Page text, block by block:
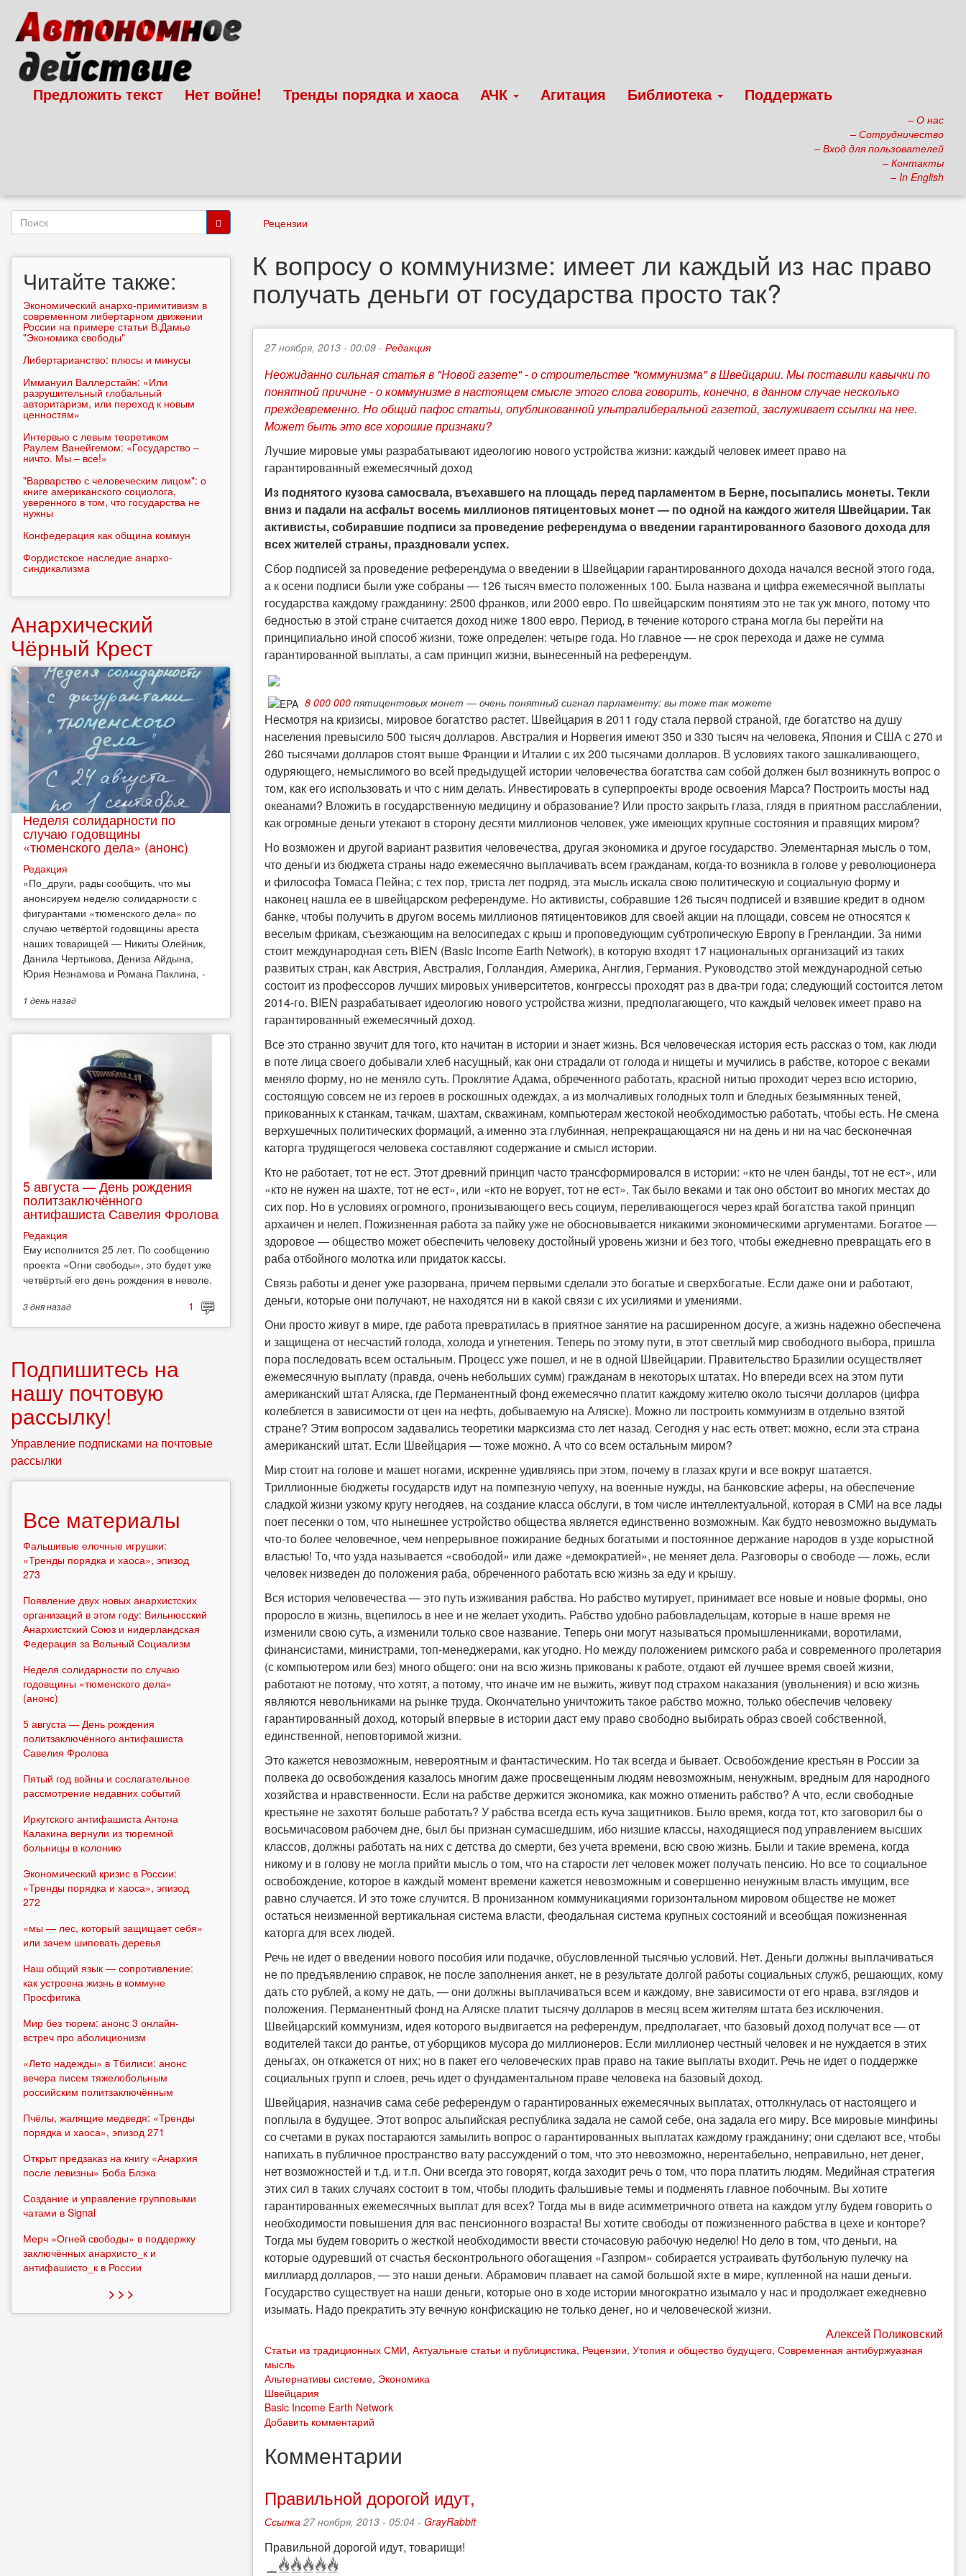
основному
содержанию
Предложить текст Нет войне! Тренды порядка и хаоса АЧК Агитация Библиотека Поддержать
– О нас
– Сотрудничество
– Вход для пользователей
– Контакты
– In English
Рецензии
К вопросу о коммунизме: имеет ли каждый из нас право
получать деньги от государства просто так?
27 ноября, 2013 - 00:09 - Редакция
Неожиданно сильная статья в "Новой газете" - о строительстве "коммунизма" в Швейцарии. Мы поставили кавычки по
понятной причине - о коммунизме в настоящем смысле этого слова говорить, конечно, в данном случае несколько
преждевременно. Но общий пафос статьи, опубликованной ультралиберальной газетой, заслуживает ссылки на нее.
Может быть это все хорошие признаки?
Лучшие мировые умы разрабатывают идеологию нового устройства жизни: каждый человек имеет право на
гарантированный ежемесячный доход
Из поднятого кузова самосвала, въехавшего на площадь перед парламентом в Берне, посыпались монеты. Текли
вниз и падали на асфальт восемь миллионов пятицентовых монет — по одной на каждого жителя Швейцарии. Так
активисты, собиравшие подписи за проведение референдума о введении гарантированного базового дохода для
всех жителей страны, праздновали успех.
Сбор подписей за проведение референдума о введении в Швейцарии гарантированного дохода начался весной этого года,
а к осени подписи были уже собраны — 126 тысяч вместо положенных 100. Была названа и цифра ежемесячной выплаты
государства каждому гражданину: 2500 франков, или 2000 евро. По швейцарским понятиям это не так уж много, потому что
бедностью в этой стране считается доход ниже 1800 евро. Период, в течение которого страна могла бы перейти на
принципиально иной способ жизни, тоже определен: четыре года. Но главное — не срок перехода и даже не сумма
гарантированной выплаты, а сам принцип жизни, вынесенный на референдум.
8 000 000 пятицентовых монет — очень понятный сигнал парламенту: вы тоже так можете
Несмотря на кризисы, мировое богатство растет. Швейцария в 2011 году стала первой страной, где богатство на душу
населения превысило 500 тысяч долларов. Австралия и Норвегия имеют 350 и 330 тысяч на человека, Япония и США с 270 и
260 тысячами долларов стоят выше Франции и Италии с их 200 тысячами долларов. В условиях такого зашкаливающего,
одуряющего, немыслимого во всей предыдущей истории человечества богатства сам собой должен был возникнуть вопрос о
том, как его использовать и что с ним делать. Инвестировать в суперпроекты вроде освоения Марса? Построить мосты над
океанами? Вложить в государственную медицину и образование? Или просто закрыть глаза, глядя в приятном расслаблении,
как огромные деньги утекают в сторону десяти миллионов человек, уже имеющих крупные состояния и правящих миром?
Но возможен и другой вариант развития человечества, другая экономика и другое государство. Элементарная мысль о том,
что деньги из бюджета страны надо ежемесячно выплачивать всем гражданам, когда-то возникла в голове у революционера
и философа Томаса Пейна; с тех пор, триста лет подряд, эта мысль искала свою политическую и социальную форму и
наконец нашла ее в швейцарском референдуме. Но активисты, собравшие 126 тысяч подписей и взявшие кредит в одном
банке, чтобы получить в другом восемь миллионов пятицентовиков для своей акции на площади, совсем не относятся к
веселым фрикам, съезжающим на велосипедах с крыш и проповедующим субтропическую Европу в Гренландии. За ними
стоит международная сеть BIEN (Basic Income Earth Network), в которую входят 17 национальных организаций из таких
развитых стран, как Австрия, Австралия, Голландия, Америка, Англия, Германия. Руководство этой международной сетью
состоит из профессоров лучших мировых университетов, конгрессы проходят раз в два-три года; следующий состоится летом
2014-го. BIEN разрабатывает идеологию нового устройства жизни, предполагающего, что каждый человек имеет право на
гарантированный ежемесячный доход.
Все это странно звучит для того, кто начитан в истории и знает жизнь. Вся человеческая история есть рассказ о том, как люди
в поте лица своего добывали хлеб насущный, как они страдали от голода и нищеты и мучились в рабстве, которое с веками
меняло форму, но не меняло суть. Проклятие Адама, обреченного работать, красной нитью проходит через всю историю,
состоящую совсем не из героев в роскошных одеждах, а из молчаливых голодных толп и бледных безымянных теней,
прикованных к станкам, тачкам, шахтам, скважинам, компьютерам жестокой необходимостью работать, чтобы есть. Не смена
верхушечных политических формаций, а именно эта глубинная, непрекращающаяся ни на день и ни на час бесконечная
каторга трудящегося человека составляют содержание и смысл истории.
Кто не работает, тот не ест. Этот древний принцип часто трансформировался в истории: «кто не член банды, тот не ест», или
«кто не нужен на шахте, тот не ест», или «кто не ворует, тот не ест». Так было веками и так оно обстоит во многих местах до
сих пор. Но в условиях огромного, пронизывающего весь социум, переливающегося через край богатства такой принцип
архаичен и нелеп. Пожизненная работа за пайку уже не обосновывается никакими экономическими аргументами. Богатое —
здоровое — общество может обеспечить человеку достойный уровень жизни и без того, чтобы ежедневно превращать его в
раба отбойного молотка или придаток кассы.
Связь работы и денег уже разорвана, причем первыми сделали это богатые и сверхбогатые. Если даже они и работают,
деньги, которые они получают, не находятся ни в какой связи с их усилиями и умениями.
Они просто живут в мире, где работа превратилась в приятное занятие на расширенном досуге, а жизнь надежно обеспечена
и защищена от несчастий голода, холода и угнетения. Теперь по этому пути, в этот светлый мир свободного выбора, пришла
пора последовать всем остальным. Процесс уже пошел, и не в одной Швейцарии. Правительство Бразилии осуществляет
ежемесячную выплату (правда, очень небольших сумм) гражданам в некоторых штатах. Но впереди всех на этом пути
американский штат Аляска, где Перманентный фонд ежемесячно платит каждому жителю около тысячи долларов (цифра
колеблется в зависимости от цен на нефть, добываемую на Аляске). Можно ли построить коммунизм в отдельно взятой
стране? Этим вопросом задавались теоретики марксизма сто лет назад. Сегодня у нас есть ответ: можно, если эта страна
американский штат. Если Швейцария — тоже можно. А что со всем остальным миром?
Мир стоит на голове и машет ногами, искренне удивляясь при этом, почему в глазах круги и все вокруг шатается.
Триллионные бюджеты государств идут на помпезную чепуху, на военные нужды, на банковские аферы, на обеспечение
сладкой жизни узкому кругу негодяев, на создание класса обслуги, в том числе интеллектуальной, которая в СМИ на все лады
поет песенки о том, что нынешнее устройство общества является единственно возможным. Как будто невозможно выдумать
что-то более человечное, чем непрерывное пожирание бедных богатыми и постоянное держание народов в узде корыстной
властью! То, что узда называется «свободой» или даже «демократией», не меняет дела. Разговоры о свободе — ложь, если
человек низведен до положения раба, обреченного работать всю жизнь за еду и крышу.
Вся история человечества — это путь изживания рабства. Но рабство мутирует, принимает все новые и новые формы, оно
проросло в жизнь, вцепилось в нее и не желает уходить. Рабство удобно рабовладельцам, которые в наше время не
изменили свою суть, а изменили только свое название. Теперь они могут называться промышленниками, воротилами,
финансистами, министрами, топ-менеджерами, как угодно. Но между положением римского раба и современного пролетария
(с компьютером или без) много общего: они на всю жизнь прикованы к работе, отдают ей лучшее время своей жизни,
работают не потому, что хотят, а потому, что иначе им не выжить, живут под страхом наказания (увольнения) и всю жизнь
являются невольниками на рынке труда. Окончательно уничтожить такое рабство можно, только обеспечив человеку
гарантированный доход, который впервые в истории даст ему право свободно выбирать образ своей собственной,
единственной, неповторимой жизни.
Это кажется невозможным, невероятным и фантастическим. Но так всегда и бывает. Освобождение крестьян в России за
полвека до освобождения казалось многим даже просвещенным людям невозможным, ненужным, вредным для народного
хозяйства и нравственности. Если на рабстве держится экономика, как можно отменить рабство? А что, если свободные
крестьяне не захотят больше работать? У рабства всегда есть куча защитников. Было время, когда тот, кто заговорил бы о
восьмичасовом рабочем дне, был бы признан сумасшедшим, ибо низшие классы, находящиеся под управлением высших
классов, должны работать на них с детства до смерти, без учета времени, всю свою жизнь. Были и такие времена, когда
никому и в голову не могла прийти мысль о том, что на старости лет человек может получать пенсию. Но все то социальное
освобождение, которое в каждый момент времени кажется невозможным и совершенно ненужным власть имущим, все
равно случается. И это тоже случится. В пронизанном коммуникациями горизонтальном мировом обществе не может
остаться неизменной вертикальная система власти, феодальная система крупных состояний и всеобщая пожизненная
каторга для всех людей.
Речь не идет о введении нового пособия или подачке, обусловленной тысячью условий. Нет. Деньги должны выплачиваться
не по предъявлению справок, не после заполнения анкет, не в результате долгой работы социальных служб, решающих, кому
дать сто рублей, а кому не дать, — они должны выплачиваться всем и каждому, вне зависимости от его нрава, взглядов и
положения. Перманентный фонд на Аляске платит тысячу долларов в месяц всем жителям штата без исключения.
Швейцарский коммунизм, идея которого выдвигается на референдум, предполагает, что базовый доход получат все — от
водителей такси до рантье, от уборщиков мусора до миллионеров. Если миллионер честный человек и не нуждается в этих
деньгах, он откажется от них; но в пакет его человеческих прав право на такие выплаты входит. Речь не идет о поддержке
социальных групп и слоев, речь идет о фундаментальном праве человека на базовый доход.
Швейцария, назначив сама себе референдум о гарантированных ежемесячных выплатах, оттолкнулась от настоящего и
поплыла в будущее. Этот вопрос альпийская республика задала не самой себе, она задала его миру. Все мировые минфины
со счетами в руках постараются замылить вопрос о гарантированных выплатах каждому гражданину; они сделают все, чтобы
напихать в публичное пространство вату рассуждений о том, что это невозможно, нерентабельно, неправильно, нет денег,
нет возможностей и т.д. и т.п. Они всегда это говорят, когда заходит речь о том, что пора платить людям. Медийная стратегия
этих сил в таких случаях состоит в том, чтобы плодить фальшивые темы и подменять главное побочным. Вы хотите
гарантированных ежемесячных выплат для всех? Тогда мы в виде асимметричного ответа на каждом углу будем говорить о
необходимости повышения для вас пенсионного возраста! Вы хотите свободы от пожизненного рабства в цехе и конторе?
Тогда мы будем говорить о жесткой необходимости ввести сточасовую рабочую неделю! Но дело в том, что деньги, на
которые одуревший от счастья бесконтрольного обогащения «Газпром» собирается устраивать футбольную пулечку на
миллиард долларов, — это наши деньги. Абрамович плавает на самой большой яхте в мире, купленной на наши деньги.
Государство существует на наши деньги, которые оно в ходе истории многократно изымало у нас и продолжает ежедневно
изымать. Надо прекратить эту вечную конфискацию не только денег, но и человеческой жизни.
Алексей Поликовский
Статьи из традиционных СМИ, Актуальные статьи и публицистика, Рецензии, Утопия и общество будущего, Современная антибуржуазная
мысль
Альтернативы системе, Экономика
Швейцария
Basic Income Earth Network
Добавить комментарий
Комментарии
Правильной дорогой идут,
Ссылка 27 ноября, 2013 - 05:04 - GrayRabbit
Правильной дорогой идут, товарищи!
Форма
Читайте также:
Экономический анархо-примитивизм в
современном либертарном движении
России на примере статьи В.Дамье
"Экономика свободы"
Либертарианство: плюсы и минусы
Иммануил Валлерстайн: «Или
разрушительный глобальный
авторитаризм, или переход к новым
ценностям»
Интервью с левым теоретиком
Раулем Ванейгемом: «Государство –
ничто. Мы – все!»
"Варварство с человеческим лицом": о
книге американского социолога,
уверенного в том, что государства не
нужны
Конфедерация как община коммун
Фордистское наследие анархо-
синдикализма
Анархический
Чёрный Крест
Неделя солидарности по
случаю годовщины
«тюменского дела» (анонс)
Редакция
​«По_други, рады сообщить, что мы
анонсируем неделю солидарности с
фигурантами «тюменского дела» по
случаю четвёртой годовщины ареста
наших товарищей — Никиты Олейник,
Данила Чертыкова, Дениза Айдына,
Юрия Незнамова и Романа Паклина, -
1 деньназад
5 августа — День рождения
политзаключённого
антифашиста Савелия Фролова
Редакция
Ему исполнится 25 лет. По сообщению
проекта «Огни свободы», это будет уже
четвёртый его день рождения в неволе.
3 дняназад 1
Подпишитесь на
нашу почтовую
рассылку!
Управление подписками на почтовые
рассылки
Все материалы
Фальшивые елочные игрушки:
«Тренды порядка и хаоса», эпизод
273
Появление двух новых анархистских
организаций в этом году: Вильнюсский
Анархистский Союз и нидерландская
Федерация за Вольный Социализм
Неделя солидарности по случаю
годовщины «тюменского дела»
(анонс)
5 августа — День рождения
политзаключённого антифашиста
Савелия Фролова
Пятый год войны и сослагательное
рассмотрение недавних событий
Иркутского антифашиста Антона
Калакина вернули из тюремной
больницы в колонию
Экономический кризис в России:
«Тренды порядка и хаоса», эпизод
272
«мы — лес, который защищает себя»
или зачем шиповать деревья
Наш общий язык — сопротивление:
как устроена жизнь в коммуне
Просфигика
Мир без тюрем: анонс 3 онлайн-
встреч про аболиционизм
«Лето надежды» в Тбилиси: анонс
вечера писем тяжелобольным
российским политзаключённым
Пчёлы, жалящие медведя: «Тренды
порядка и хаоса», эпизод 271
Открыт предзаказ на книгу «Анархия
после левизны» Боба Блэка
Создание и управление групповыми
чатами в Signal
Мерч «Огней свободы» в поддержку
заключённых анархисто_к и
антифашисто_к в России
> > >